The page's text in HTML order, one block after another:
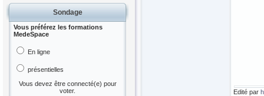
Sondage
Vous préférez les formations
MedeSpace
En ligne
présentielles
Vous devez être connecté(e) pour
voter.
Edité par